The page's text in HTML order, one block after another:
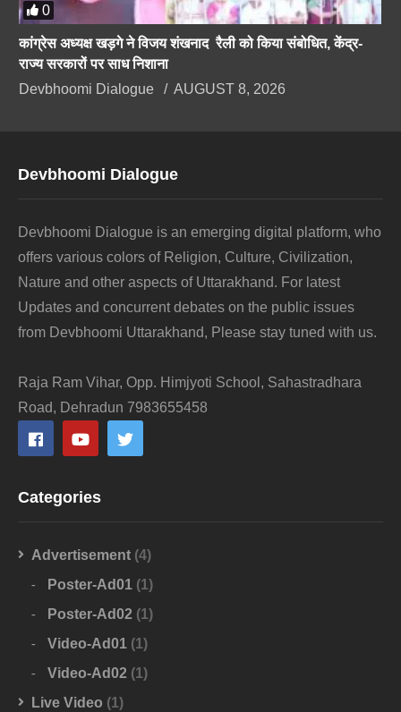
0
कांग्रेस अध्यक्ष खड़गे ने विजय शंखनाद रैली को किया संबोधित, केंद्र-
राज्य सरकारों पर साध निशाना
Devbhoomi Dialogue
AUGUST 8, 2026
Devbhoomi Dialogue
Devbhoomi Dialogue is an emerging digital platform, who
offers various colors of Religion, Culture, Civilization,
Nature and other aspects of Uttarakhand. For latest
Updates and concurrent debates on the public issues
from Devbhoomi Uttarakhand, Please stay tuned with us.
Raja Ram Vihar, Opp. Himjyoti School, Sahastradhara
Road, Dehradun 7983655458
Categories
Advertisement (4)
Poster-Ad01 (1)
Poster-Ad02 (1)
Video-Ad01 (1)
Video-Ad02 (1)
Live Video (1)